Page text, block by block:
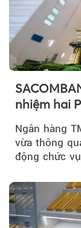
nhiệm hai
Ngân hàng
vừa thông
động chức